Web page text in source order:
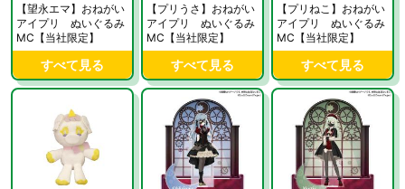
【望永エマ】おねがい
アイプリ ぬいぐるみ
MC【当社限定】
すべて見る
【プリうさ】おねがい
アイプリ ぬいぐるみ
MC【当社限定】
すべて見る
【プリねこ】おねがい
アイプリ ぬいぐるみ
MC【当社限定】
すべて見る